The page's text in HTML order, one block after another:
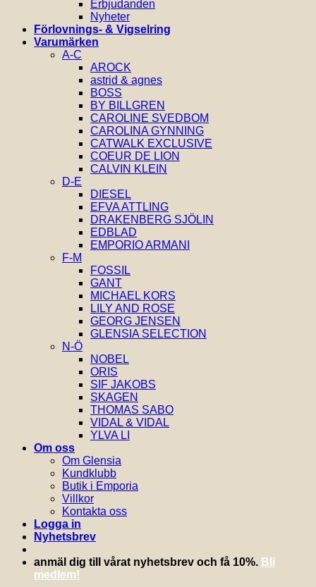
Erbjudanden
Nyheter
Förlovnings- & Vigselring
Varumärken
A-C
AROCK
astrid & agnes
BOSS
BY BILLGREN
CAROLINE SVEDBOM
CAROLINA GYNNING
CATWALK EXCLUSIVE
COEUR DE LION
CALVIN KLEIN
D-E
DIESEL
EFVA ATTLING
DRAKENBERG SJÖLIN
EDBLAD
EMPORIO ARMANI
F-M
FOSSIL
GANT
MICHAEL KORS
LILY AND ROSE
GEORG JENSEN
GLENSIA SELECTION
N-Ö
NOBEL
ORIS
SIF JAKOBS
SKAGEN
THOMAS SABO
VIDAL & VIDAL
YLVA LI
Om oss
Om Glensia
Kundklubb
Butik i Emporia
Villkor
Kontakta oss
Logga in
Nyhetsbrev
anmäl dig till vårat nyhetsbrev och få 10%. Bli
medlem!